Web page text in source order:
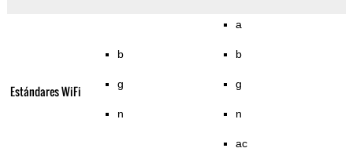
Estándares WiFi
b
g
n
a
b
g
n
ac